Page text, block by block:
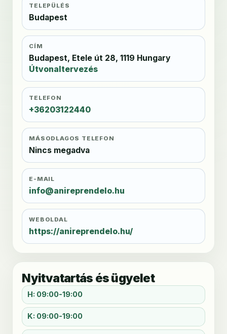
TELEPÜLÉS
Budapest
CÍM
Budapest, Etele út 28, 1119 Hungary
Útvonaltervezés
TELEFON
+36203122440
MÁSODLAGOS TELEFON
Nincs megadva
E-MAIL
info@anireprendelo.hu
WEBOLDAL
https://anireprendelo.hu/
Nyitvatartás és ügyelet
H: 09:00-19:00
K: 09:00-19:00